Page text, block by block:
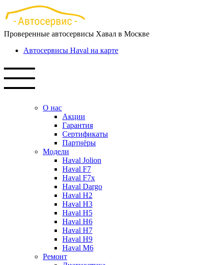
Перейти
к
основному
содержанию
Проверенные автосервисы Хавал в Москве
Автосервисы Haval на карте
О нас
Акции
Гарантия
Сертификаты
Партнёры
Модели
Haval Jolion
Haval F7
Haval F7x
Haval Dargo
Haval H2
Haval H3
Haval H5
Haval H6
Haval H7
Haval H9
Haval M6
Ремонт